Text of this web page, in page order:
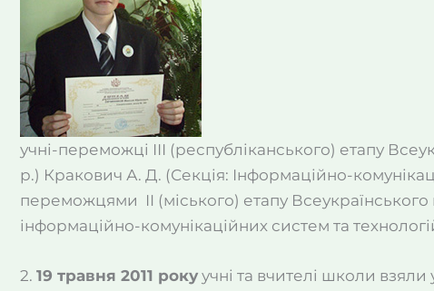
учні-переможці ІІІ (республіканського) етапу
р.) Кракович А. Д. (Секція: Інформаційно-
переможцями ІI (міського) етапу Всеукраїнського
інформаційно-комунікаційних систем та
2. 19 травня 2011 року учні та вчителі школи взяли